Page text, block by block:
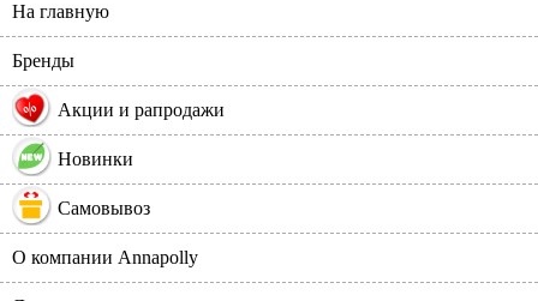
На главную
Бренды
% Акции и рапродажи
Новинки
Самовывоз
О компании Annapolly